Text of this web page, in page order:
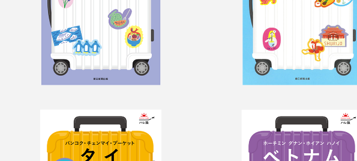
ハレ旅　タイ ハレ旅　ベトナム